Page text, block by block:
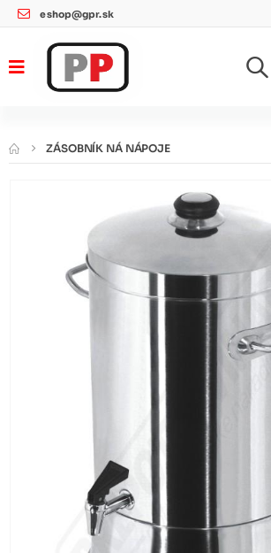
eshop@gpr.sk
ZÁSOBNÍK NÁ NÁPOJE